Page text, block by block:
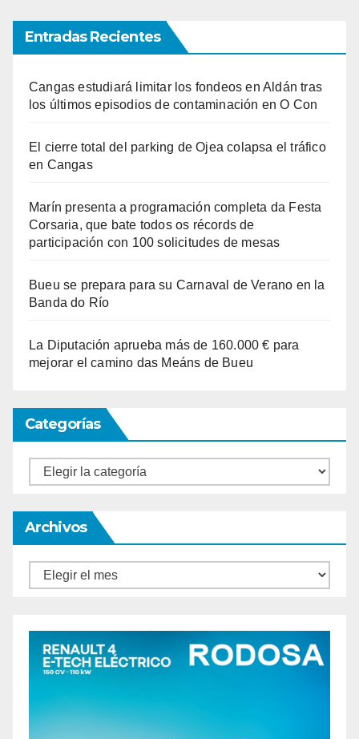
Entradas Recientes
Cangas estudiará limitar los fondeos en Aldán tras
los últimos episodios de contaminación en O Con
El cierre total del parking de Ojea colapsa el tráfico
en Cangas
Marín presenta a programación completa da Festa
Corsaria, que bate todos os récords de
participación con 100 solicitudes de mesas
Bueu se prepara para su Carnaval de Verano en la
Banda do Río
La Diputación aprueba más de 160.000 € para
mejorar el camino das Meáns de Bueu
Categorías
Categorías
Archivos
Archivos